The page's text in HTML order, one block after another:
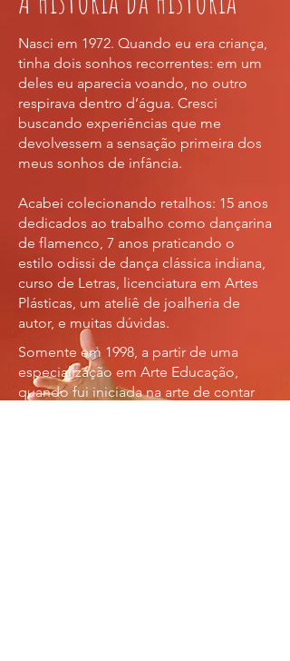
Nasci em 1972. Quando eu era criança,
tinha dois sonhos recorrentes: em um
deles eu aparecia voando, no outro
respirava dentro d’água. Cresci
buscando experiências que me
devolvessem a sensação primeira dos
meus sonhos de infância.
Acabei colecionando retalhos: 15 anos
dedicados ao trabalho como dançarina
de flamenco, 7 anos praticando o
estilo odissi de dança clássica indiana,
curso de Letras, licenciatura em Artes
Plásticas, um ateliê de joalheria de
autor, e muitas dúvidas.
Somente em 1998, a partir de uma
especialização em Arte Educação,
quando fui iniciada na arte de contar